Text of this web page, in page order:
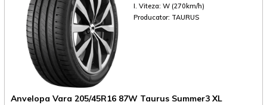
I. Viteza: W (270km/h)
Producator: TAURUS
Anvelopa Vara 205/45R16 87W Taurus Summer3 XL